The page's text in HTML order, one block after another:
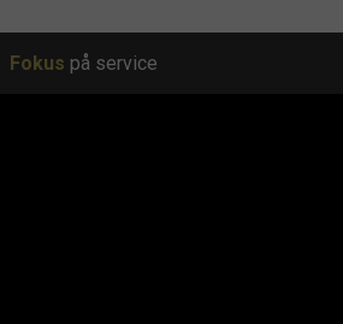
Fokus på service